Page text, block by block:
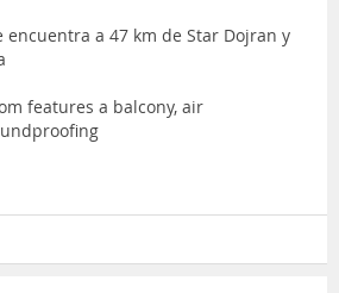
encuentra a 47 km de Star Dojran y
features a balcony, air